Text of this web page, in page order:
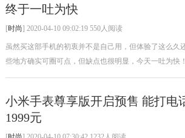
终于一吐为快
[时尚] 2020-04-10 09:02:19 550人阅读
虽然买这部手机的初衷并不是自己用，但体验了这么久
些地方确实可圈可点，但缺点也很明显，今天一吐为快
小米手表尊享版开启预售 能打电
1999元